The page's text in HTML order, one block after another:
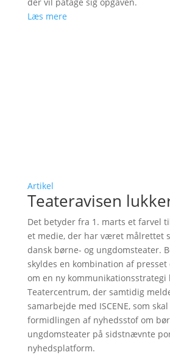
Læs mere
Artikel
Teateravisen
Det betyder fra 1. marts et farvel
et medie, der har været målrettet
dansk børne- og ungdomsteater.
skyldes en kombination af presset
om en ny kommunikationsstrategi
Teatercentrum, der samtidig
samarbejde med ISCENE, som
formidlingen af nyhedsstof om
ungdomsteater på sidstnævnte
nyhedsplatform.